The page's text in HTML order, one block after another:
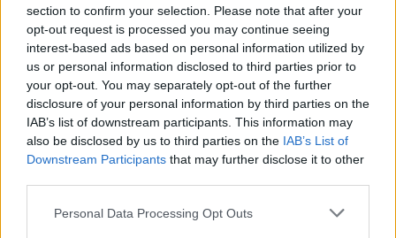
section to confirm your selection. Please note that after your
opt-out request is processed you may continue seeing
interest-based ads based on personal information utilized by
us or personal information disclosed to third parties prior to
your opt-out. You may separately opt-out of the further
disclosure of your personal information by third parties on the
IAB’s list of downstream participants. This information may
also be disclosed by us to third parties on the IAB’s List of
Downstream Participants that may further disclose it to other
Personal Data Processing Opt Outs
KEDVES OLVASÓNK!
A keresett cikk a portfolio.hu hírarchívumához
tartozik, melynek olvasása előfizetéses
regisztrációhoz kötött.
Az előfizetés a következőket tartalmazza:
kötéslistái